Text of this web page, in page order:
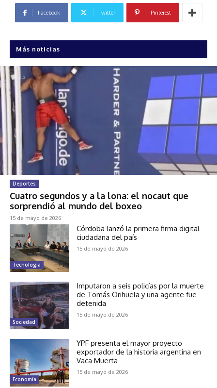
Facebook Twitter Pinterest
Más noticias
Deportes
Cuatro segundos y a la lona: el nocaut que
sorprendió al mundo del boxeo
15 de mayo de 2026
Tecnología
Córdoba lanzó la primera firma digital
ciudadana del país
15 de mayo de 2026
Sociedad
Imputaron a seis policías por la muerte
de Tomás Orihuela y una agente fue
detenida
15 de mayo de 2026
Economía
YPF presenta el mayor proyecto
exportador de la historia argentina en
Vaca Muerta
15 de mayo de 2026